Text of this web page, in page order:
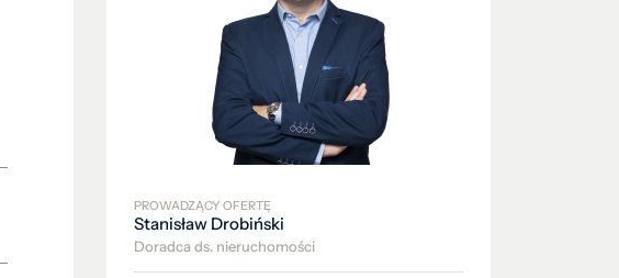
PROWADZĄCY OFERTĘ
Stanisław Drobiński
Doradca ds. nieruchomości